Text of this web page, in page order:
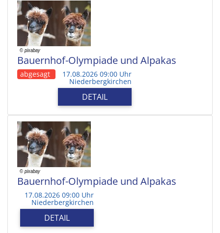
Bauernhof-Olympiade und Alpakas
abgesagt 17.08.2026 09:00 Uhr
Niederbergkirchen
DETAIL
Bauernhof-Olympiade und Alpakas
17.08.2026 09:00 Uhr
Niederbergkirchen
DETAIL